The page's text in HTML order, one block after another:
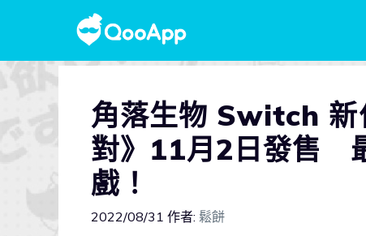
角落生物 Switch 新
對》11月2日發售
戲！
2022/08/31 作者: 鬆餅